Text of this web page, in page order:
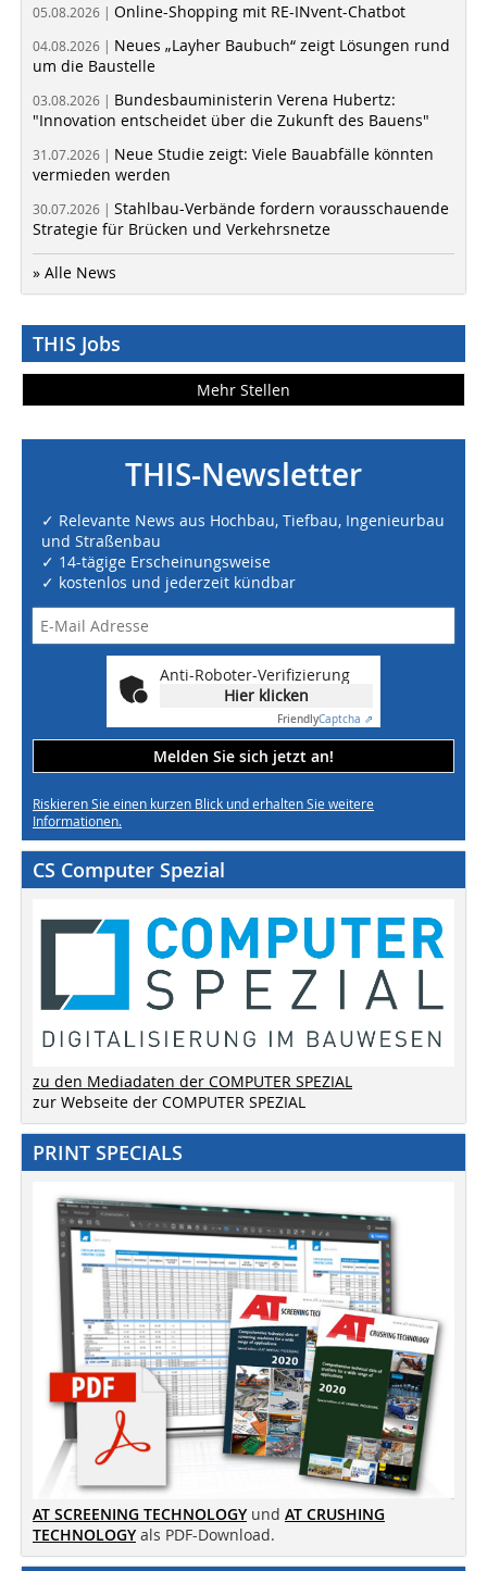
05.08.2026 | Online-Shopping mit RE-INvent-Chatbot
04.08.2026 | Neues „Layher Baubuch“ zeigt Lösungen rund
um die Baustelle
03.08.2026 | Bundesbauministerin Verena Hubertz:
"Innovation entscheidet über die Zukunft des Bauens"
31.07.2026 | Neue Studie zeigt: Viele Bauabfälle könnten
vermieden werden
30.07.2026 | Stahlbau-Verbände fordern vorausschauende
Strategie für Brücken und Verkehrsnetze
» Alle News
THIS Jobs
Mehr Stellen
THIS-Newsletter
✓ Relevante News aus Hochbau, Tiefbau, Ingenieurbau
und Straßenbau
✓ 14-tägige Erscheinungsweise
✓ kostenlos und jederzeit kündbar
Anti-Roboter-Verifizierung
Hier klicken
FriendlyCaptcha ⇗
Melden Sie sich jetzt an!
Riskieren Sie einen kurzen Blick und erhalten Sie weitere
Informationen.
CS Computer Spezial
zu den Mediadaten der COMPUTER SPEZIAL
zur Webseite der COMPUTER SPEZIAL
PRINT SPECIALS
AT SCREENING TECHNOLOGY und AT CRUSHING
TECHNOLOGY als PDF-Download.